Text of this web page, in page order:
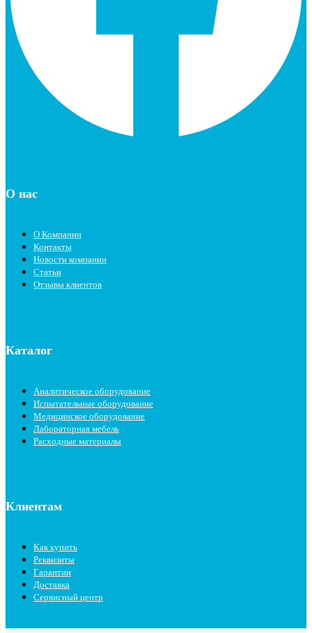
О нас
О Компании
Контакты
Новости компании
Статьи
Отзывы клиентов
Каталог
Аналитическое оборудование
Испытательные оборудование
Медицинское оборудование
Лабораторная мебель
Расходные материалы
Клиентам
Как купить
Реквизиты
Гарантии
Доставка
Сервисный центр